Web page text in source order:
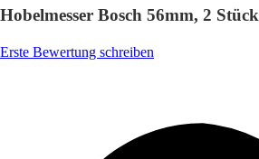
Hobelmesser Bosch 56mm, 2 Stück
Erste Bewertung schreiben